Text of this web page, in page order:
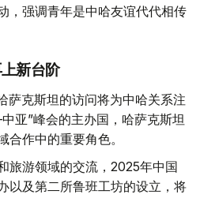
，强调青年是中哈友谊代代相传
新台阶
萨克斯坦的访问将为中哈关系注
亚”峰会的主办国，哈萨克斯坦
作中的重要角色。
旅游领域的交流，2025年中国
以及第二所鲁班工坊的设立，将